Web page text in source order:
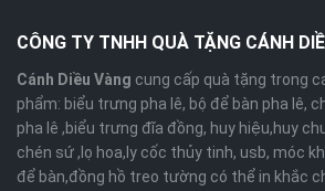
CÔNG TY TNHH QUÀ TẶNG CÁNH
Cánh Diều Vàng cung cấp quà tặng trong
phẩm: biểu trưng pha lê, bộ để bàn pha lê,
pha lê ,biểu trưng đĩa đồng, huy hiệu,huy
chén sứ ,lọ hoa,ly cốc thủy tinh, usb, móc
để bàn,đồng hồ treo tường có thể in khắc